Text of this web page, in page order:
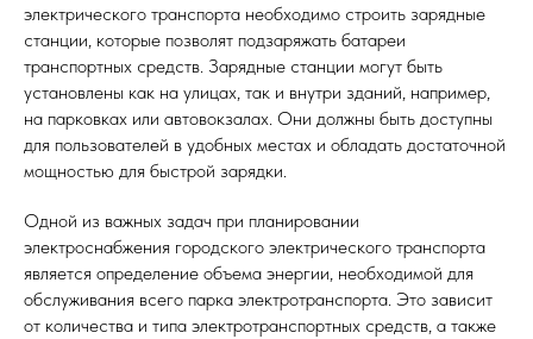
электрического транспорта необходимо строить зарядные
станции, которые позволят подзаряжать батареи
транспортных средств. Зарядные станции могут быть
установлены как на улицах, так и внутри зданий, например,
на парковках или автовокзалах. Они должны быть доступны
для пользователей в удобных местах и обладать достаточной
мощностью для быстрой зарядки.
Одной из важных задач при планировании
электроснабжения городского электрического транспорта
является определение объема энергии, необходимой для
обслуживания всего парка электротранспорта. Это зависит
от количества и типа электротранспортных средств, а также